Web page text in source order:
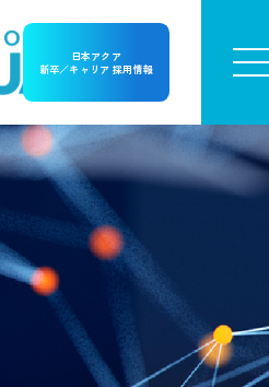
日本アクア
新卒／キャリア 採用情報